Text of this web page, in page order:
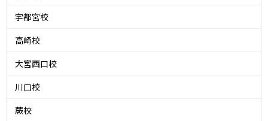
宇都宮校
高崎校
大宮西口校
川口校
蕨校